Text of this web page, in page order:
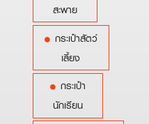
สะพาย
กระเป๋าสัตว์
เลี้ยง
กระเป๋า
นักเรียน